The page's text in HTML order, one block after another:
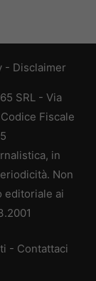
- Disclaimer
SRL - Via
Fiscale
in
Non
editoriale ai
- Contattaci